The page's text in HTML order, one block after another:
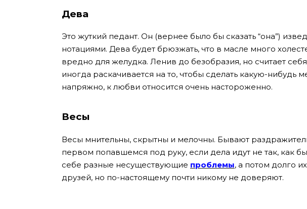
Дева
Это жуткий педант. Он (вернее было бы сказать “она”)
нотациями. Дева будет брюзжать, что в масле много
вредно для желудка. Ленив до безобразия, но считает
иногда раскачивается на то, чтобы сделать какую-нибудь
напряжно, к любви относится очень настороженно.
Весы
Весы мнительны, скрытны и мелочны. Бывают
первом попавшемся под руку, если дела идут не так, как
себе разные несуществующие проблемы, а потом долго
друзей, но по-настоящему почти никому не доверяют.